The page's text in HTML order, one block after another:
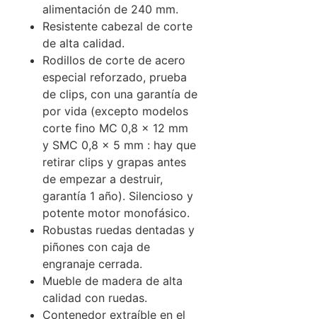
alimentación de 240 mm.
Resistente cabezal de corte
de alta calidad.
Rodillos de corte de acero
especial reforzado, prueba
de clips, con una garantía de
por vida (excepto modelos
corte fino MC 0,8 x 12 mm
y SMC 0,8 x 5 mm : hay que
retirar clips y grapas antes
de empezar a destruir,
garantía 1 año). Silencioso y
potente motor monofásico.
Robustas ruedas dentadas y
piñones con caja de
engranaje cerrada.
Mueble de madera de alta
calidad con ruedas.
Contenedor extraíble en el